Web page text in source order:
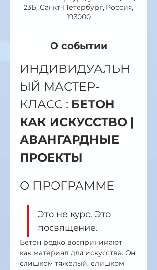
23Б, Санкт-Петербург, Россия,
193000
О событии
ИНДИВИДУАЛЬН
ЫЙ МАСТЕР-
КЛАСС : БЕТОН
КАК ИСКУССТВО |
АВАНГАРДНЫЕ
ПРОЕКТЫ
О ПРОГРАММЕ
Это не курс. Это
посвящение.
Бетон редко воспринимают
как материал для искусства. Он
слишком тяжёлый, слишком